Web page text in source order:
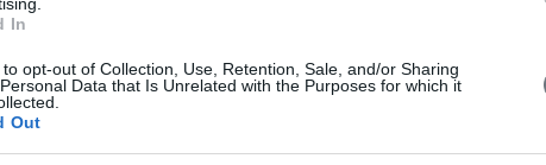
In
to opt-out of Collection, Use, Retention, Sale, and/or Sharing
Data that Is Unrelated with the Purposes for which it
Out